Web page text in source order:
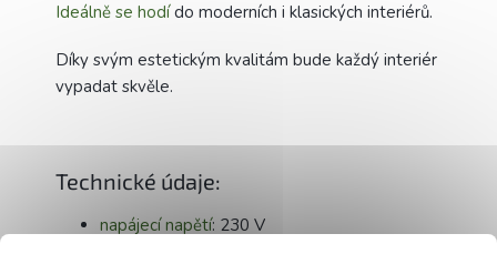
Ideálně se hodído moderních i klasických interiérů.
Díky svým estetickým kvalitám bude každý interiér
vypadat skvěle.
Technické údaje:
napájecí napětí: 230 V